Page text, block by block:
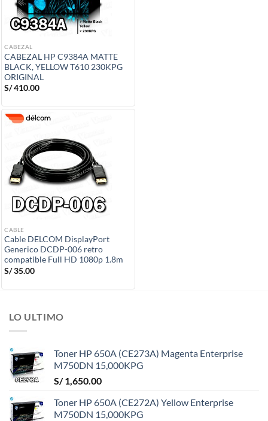
CABEZAL
CABEZAL HP C9384A MATTE
BLACK, YELLOW T610 230KPG
ORIGINAL
S/410.00
CABLE
Cable DELCOM DisplayPort
Generico DCDP-006 retro
compatible Full HD 1080p 1.8m
S/35.00
LO ULTIMO
Toner HP 650A (CE273A) Magenta Enterprise
M750DN 15,000KPG
S/1,650.00
Toner HP 650A (CE272A) Yellow Enterprise
M750DN 15,000KPG